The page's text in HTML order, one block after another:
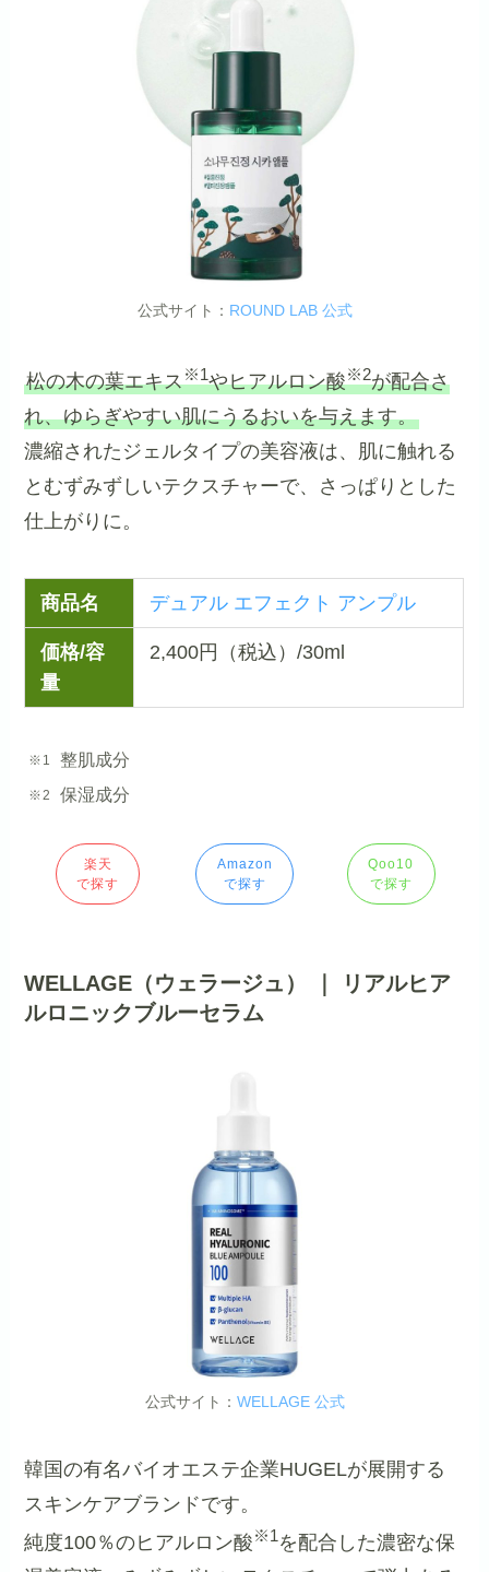
公式サイト： ROUND LAB 公式
松の木の葉エキス※1やヒアルロン酸※2が配合さ
れ、ゆらぎやすい肌にうるおいを与えます。
濃縮されたジェルタイプの美容液は、肌に触れる
とむずみずしいテクスチャーで、さっぱりとした
仕上がりに。
商品名 デュアル エフェクト アンプル
価格/容
量
2,400円（税込）/30ml
整肌成分
保湿成分
楽天
で探す
Amazon
で探す
Qoo10
で探す
WELLAGE（ウェラージュ） ｜ リアルヒア
ルロニックブルーセラム
公式サイト： WELLAGE 公式
韓国の有名バイオエステ企業HUGELが展開する
スキンケアブランドです。
純度100％のヒアルロン酸※1を配合した濃密な保